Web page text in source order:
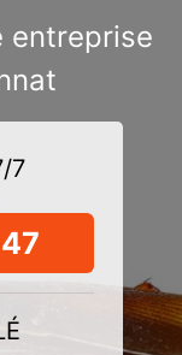
entreprise
7